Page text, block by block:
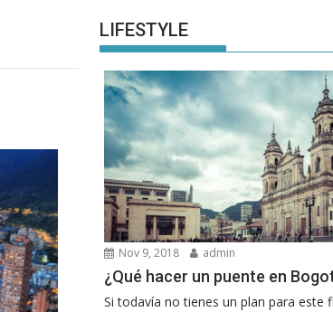
LIFESTYLE
Nov 9, 2018 admin
¿Qué hacer un puente en
Si todavía no tienes un plan para este